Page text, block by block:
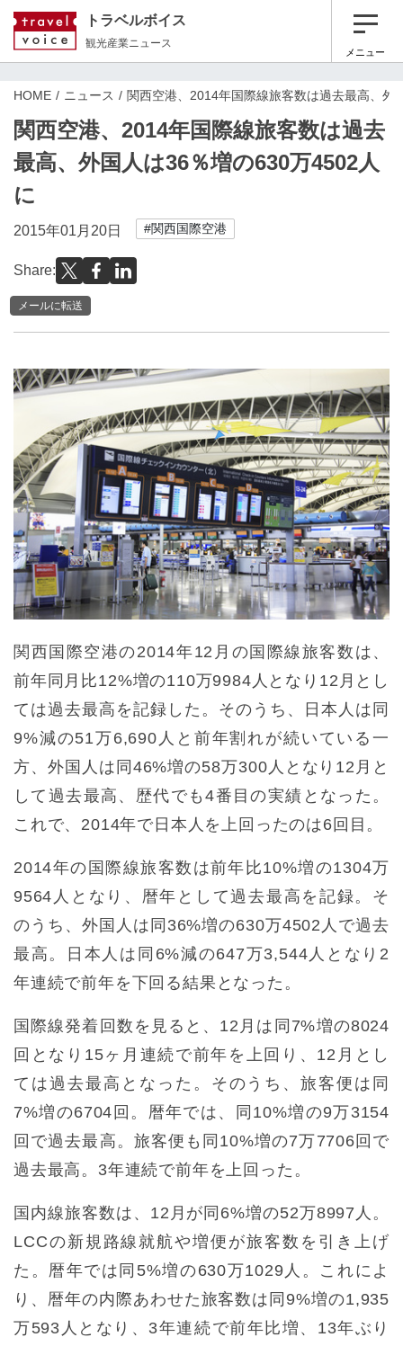
トラベルボイス
観光産業ニュース
メニュー
HOME ニュース 関西空港、2014年国際線旅客数は過去最高、外
関西空港、2014年国際線旅客数は過去
最高、外国人は36％増の630万4502人
に
2015年01月20日 #関西国際空港
Share:
メールに転送
関西国際空港の2014年12月の国際線旅客数は、
前年同月比12%増の110万9984人となり12月とし
ては過去最高を記録した。そのうち、日本人は同
9%減の51万6,690人と前年割れが続いている一
方、外国人は同46%増の58万300人となり12月と
して過去最高、歴代でも4番目の実績となった。
これで、2014年で日本人を上回ったのは6回目。
2014年の国際線旅客数は前年比10%増の1304万
9564人となり、暦年として過去最高を記録。そ
のうち、外国人は同36%増の630万4502人で過去
最高。日本人は同6%減の647万3,544人となり2
年連続で前年を下回る結果となった。
国際線発着回数を見ると、12月は同7%増の8024
回となり15ヶ月連続で前年を上回り、12月とし
ては過去最高となった。そのうち、旅客便は同
7%増の6704回。暦年では、同10%増の9万3154
回で過去最高。旅客便も同10%増の7万7706回で
過去最高。3年連続で前年を上回った。
国内線旅客数は、12月が同6%増の52万8997人。
LCCの新規路線就航や増便が旅客数を引き上げ
た。暦年では同5%増の630万1029人。これによ
り、暦年の内際あわせた旅客数は同9%増の1,935
万593人となり、3年連続で前年比増、13年ぶり